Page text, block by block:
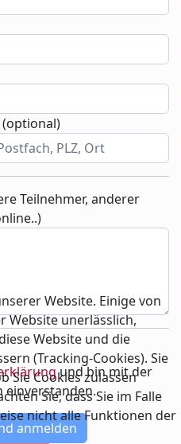
Teilnehmer, anderer
und bin mit der
einverstanden.
Website. Einige von
Website unerlässlich,
Website und die
(Tracking-Cookies). Sie
Sie Cookies zulassen
Sie, dass Sie im Falle
nicht alle Funktionen der